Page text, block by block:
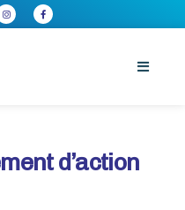
d’action